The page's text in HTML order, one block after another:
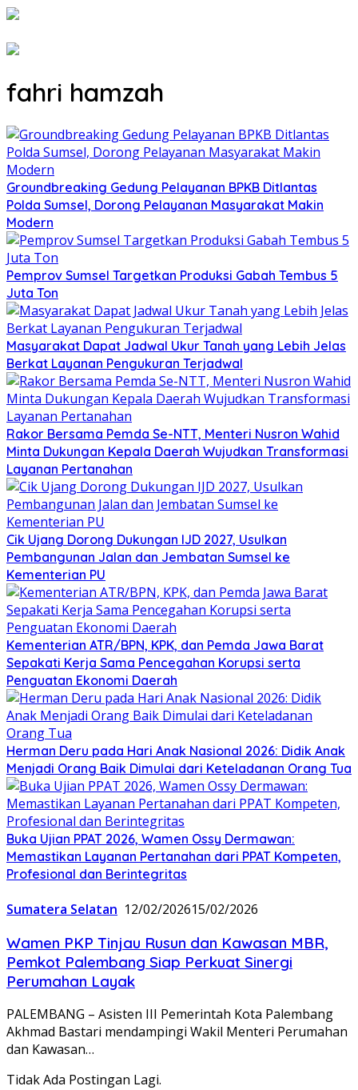
fahri hamzah
Groundbreaking Gedung Pelayanan BPKB Ditlantas
Polda Sumsel, Dorong Pelayanan Masyarakat Makin
Modern
Pemprov Sumsel Targetkan Produksi Gabah Tembus 5
Juta Ton
Masyarakat Dapat Jadwal Ukur Tanah yang Lebih Jelas
Berkat Layanan Pengukuran Terjadwal
Rakor Bersama Pemda Se-NTT, Menteri Nusron Wahid
Minta Dukungan Kepala Daerah Wujudkan Transformasi
Layanan Pertanahan
Cik Ujang Dorong Dukungan IJD 2027, Usulkan
Pembangunan Jalan dan Jembatan Sumsel ke
Kementerian PU
Kementerian ATR/BPN, KPK, dan Pemda Jawa Barat
Sepakati Kerja Sama Pencegahan Korupsi serta
Penguatan Ekonomi Daerah
Herman Deru pada Hari Anak Nasional 2026: Didik Anak
Menjadi Orang Baik Dimulai dari Keteladanan Orang Tua
Buka Ujian PPAT 2026, Wamen Ossy Dermawan:
Memastikan Layanan Pertanahan dari PPAT Kompeten,
Profesional dan Berintegritas
Sumatera Selatan 12/02/202615/02/2026
Wamen PKP Tinjau Rusun dan Kawasan MBR,
Pemkot Palembang Siap Perkuat Sinergi
Perumahan Layak
PALEMBANG – Asisten III Pemerintah Kota Palembang
Akhmad Bastari mendampingi Wakil Menteri Perumahan
dan Kawasan…
Tidak Ada Postingan Lagi.